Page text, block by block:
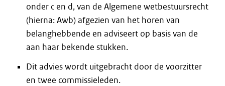
onder c en d, van de Algemene wetbestuursrecht
(hierna: Awb) afgezien van het horen van
belanghebbende en adviseert op basis van de
aan haar bekende stukken.
Dit advies wordt uitgebracht door de voorzitter
en twee commissieleden.